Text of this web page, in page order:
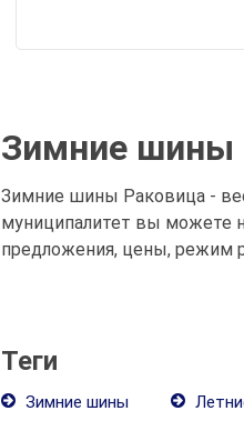
Зимние шины
Зимние шины Раковица -
муниципалитет вы можете
предложения, цены, режим
Теги
Зимние шины